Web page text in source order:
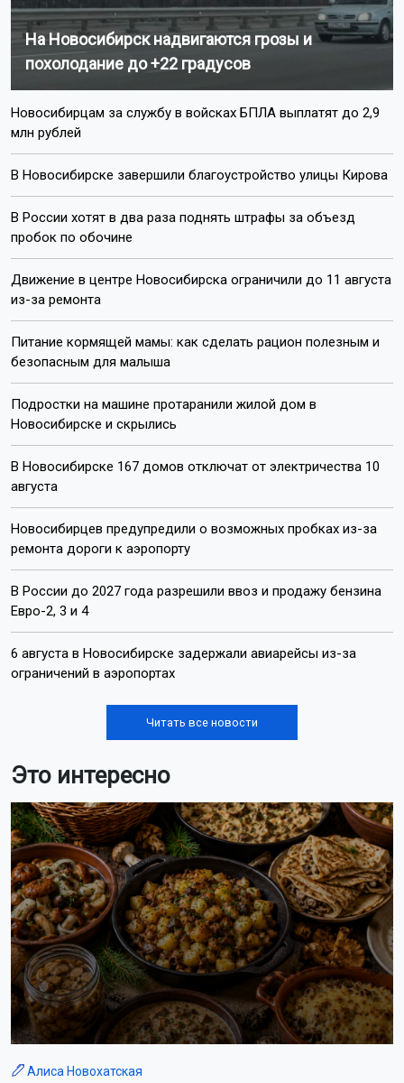
На Новосибирск надвигаются грозы и
похолодание до +22 градусов
Новосибирцам за службу в войсках БПЛА выплатят до 2,9
млн рублей
В Новосибирске завершили благоустройство улицы Кирова
В России хотят в два раза поднять штрафы за объезд
пробок по обочине
Движение в центре Новосибирска ограничили до 11 августа
из-за ремонта
Питание кормящей мамы: как сделать рацион полезным и
безопасным для малыша
Подростки на машине протаранили жилой дом в
Новосибирске и скрылись
В Новосибирске 167 домов отключат от электричества 10
августа
Новосибирцев предупредили о возможных пробках из-за
ремонта дороги к аэропорту
В России до 2027 года разрешили ввоз и продажу бензина
Евро-2, 3 и 4
6 августа в Новосибирске задержали авиарейсы из-за
ограничений в аэропортах
Читать все новости
Это интересно
Алиса Новохатская